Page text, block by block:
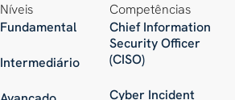
Níveis
Fundamental
Intermediário
Competências
Chief Information
Security Officer
(CISO)
Cyber Incident